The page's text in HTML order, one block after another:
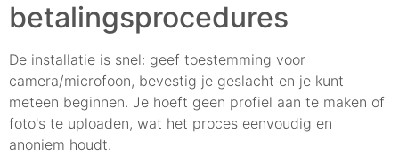
betalingsprocedures
De installatie is snel: geef toestemming voor
camera/microfoon, bevestig je geslacht en je kunt
meteen beginnen. Je hoeft geen profiel aan te maken of
foto's te uploaden, wat het proces eenvoudig en
anoniem houdt.